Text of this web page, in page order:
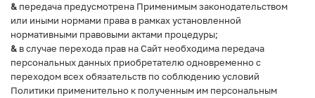
& передача предусмотрена Применимым законодательством
или иными нормами права в рамках установленной
нормативными правовыми актами процедуры;
& в случае перехода прав на Сайт необходима передача
персональных данных приобретателю одновременно с
переходом всех обязательств по соблюдению условий
Политики применительно к полученным им персональным